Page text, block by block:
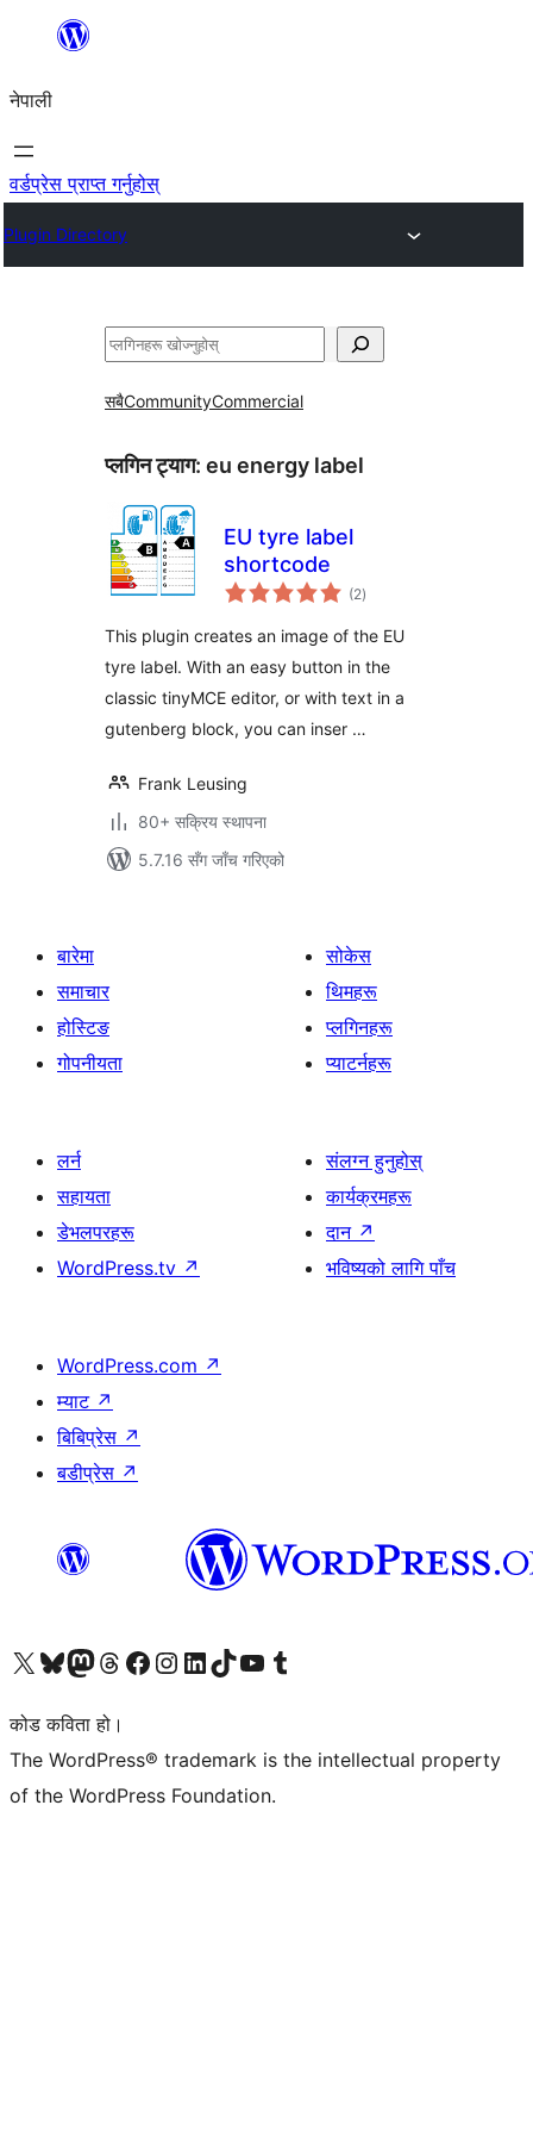
सामग्रीमा
नेपाली
वर्डप्रेस प्राप्त गर्नुहोस्
Plugin Directory
खोज्नुहोस्
सबैCommunityCommercial
प्लगिन ट्याग: eu energy label
EU tyre label
shortcode
(2कुल
रेटिङ्गहरू
)
This plugin creates an image of the EU
tyre label. With an easy button in the
classic tinyMCE editor, or with text in a
gutenberg block, you can inser …
Frank Leusing
80+ सक्रिय स्थापना
5.7.16 सँग जाँच गरिएको
बारेमा
समाचार
होस्टिङ
गोपनीयता
सोकेस
थिमहरू
प्लगिनहरू
प्याटर्नहरू
लर्न
सहायता
डेभलपरहरू
WordPress.tv ↗
संलग्न हुनुहोस्
कार्यक्रमहरू
दान ↗
भविष्यको लागि पाँच
WordPress.com ↗
म्याट ↗
बिबिप्रेस ↗
बडीप्रेस ↗
हाम्रो X (पहिले ट्विटर) खातामा जानुहोस्
हाम्रो Bluesky खाता भ्रमण गर्नुहोस्
हाम्रो म्यास्टोडन खाता भ्रमण गर्नुहोस्
हाम्रो थ्रेड्स खातामा जानुहोस्
हाम्रो फेसबुक पेजमा जानुहोस्
हाम्रो इन्स्टाग्राम खातामा जानुहोस्
हाम्रो लिङ्क्डइन खातामा जानुहोस्
हाम्रो TikTok खाता भ्रमण गर्नुहोस्
हाम्रो युट्युब च्यानलमा जानुहोस्
हाम्रो टम्बलर खाता भ्रमण गर्नुहोस्
कोड कविता हो।
The WordPress® trademark is the intellectual property
of the WordPress Foundation.